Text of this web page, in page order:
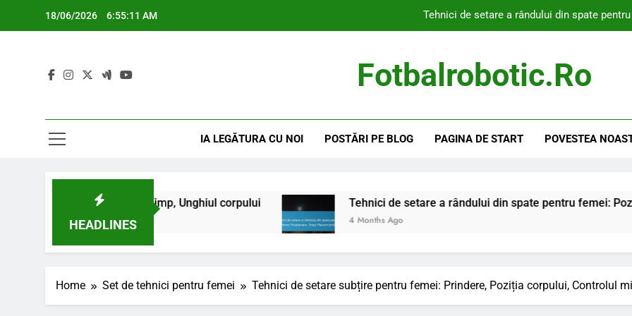
18/06/2026 6:55:12 AM Tehnici de setare a rândului din spate
Crearea nepotrivirilor:
Tehnici de setare a rândului din spate
Crearea nepotrivirilor:
Fotbalrobotic.ro
IA LEGĂTURA CU NOI POSTĂRI PE BLOG PAGINA DE START POVESTEA
HEADLINES
femei: Pași, Timp, Unghiul corpului Tehnici de setare a rândului din spate pentru femei: Poziționare,
4 Months Ago
Home Set de tehnici pentru femei Tehnici de setare subțire pentru femei: Prindere, Poziția corpului, Controlul